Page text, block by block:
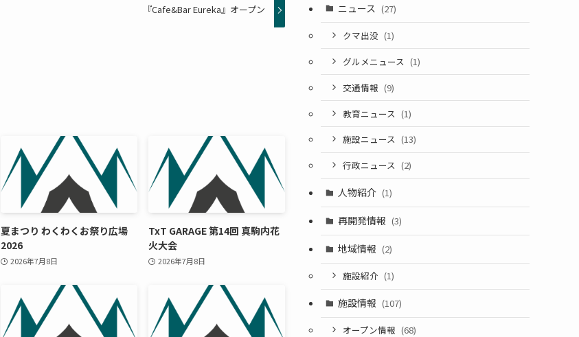
『Cafe&Bar Eureka』オープン
夏まつり わくわくお祭り広場
2026
2026年7月8日
TxT GARAGE 第14回 真駒内花
火大会
2026年7月8日
ニュース (27)
クマ出没 (1)
グルメニュース (1)
交通情報 (9)
教育ニュース (1)
施設ニュース (13)
行政ニュース (2)
人物紹介 (1)
再開発情報 (3)
地域情報 (2)
施設紹介 (1)
施設情報 (107)
オープン情報 (68)